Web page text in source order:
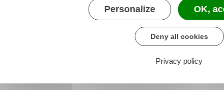
Personalize OK,
Deny all cookies
Privacy policy